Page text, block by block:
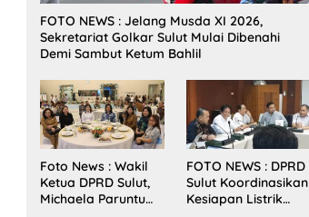
FOTO NEWS : Jelang Musda XI 2026,
Sekretariat Golkar Sulut Mulai Dibenahi
Demi Sambut Ketum Bahlil
Foto News : Wakil
Ketua DPRD Sulut,
Michaela Paruntu
FOTO NEWS : DPRD
Sulut Koordinasikan
Kesiapan Listrik